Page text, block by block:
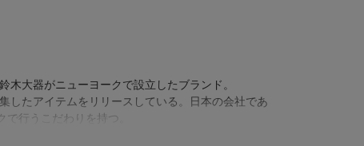
大器がニューヨークで設立したブランド。
したアイテムをリリースしている。日本の会社であ
行うこだわりを持つ。